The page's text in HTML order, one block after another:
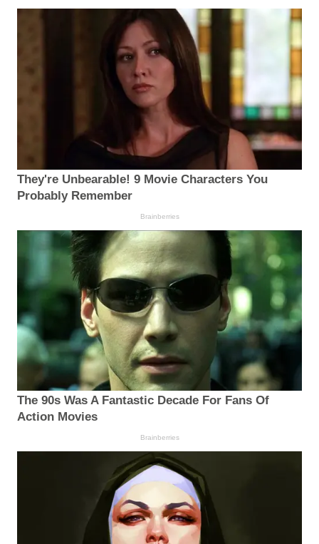
They're Unbearable! 9 Movie Characters You
Probably Remember
Brainberries
The 90s Was A Fantastic Decade For Fans Of
Action Movies
Brainberries